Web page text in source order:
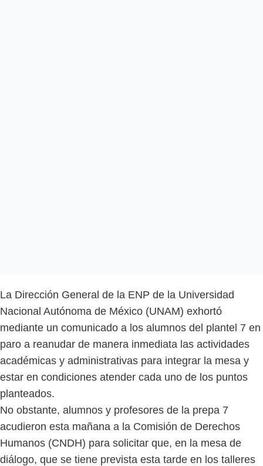
La Dirección General de la ENP de la Universidad
Nacional Autónoma de México (UNAM) exhortó
mediante un comunicado a los alumnos del plantel 7 en
paro a reanudar de manera inmediata las actividades
académicas y administrativas para integrar la mesa y
estar en condiciones atender cada uno de los puntos
planteados.
No obstante, alumnos y profesores de la prepa 7
acudieron esta mañana a la Comisión de Derechos
Humanos (CNDH) para solicitar que, en la mesa de
diálogo, que se tiene prevista esta tarde en los talleres